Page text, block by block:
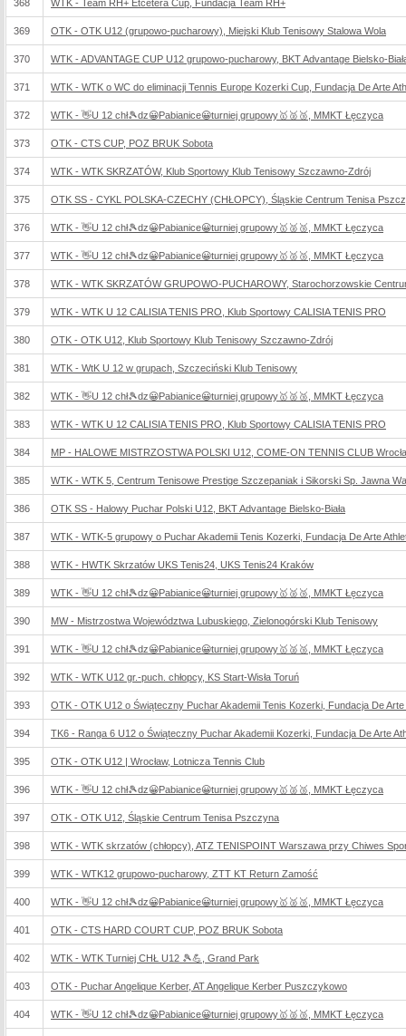
368 WTK - Team RH+ Etcetera Cup, Fundacja Team RH+
369 OTK - OTK U12 (grupowo-pucharowy), Miejski Klub Tenisowy Stalowa Wola
370 WTK - ADVANTAGE CUP U12 grupowo-pucharowy, BKT Advantage Bielsko-
371 WTK - WTK o WC do eliminacji Tennis Europe Kozerki Cup, Fundacja De Arte
372 WTK - 👋U 12 chł🎾dz😀Pabianice😀turniej grupowy🥇🥈🥉, MMKT Łęczyca
373 OTK - CTS CUP, POZ BRUK Sobota
374 WTK - WTK SKRZATÓW, Klub Sportowy Klub Tenisowy Szczawno-Zdrój
375 OTK SS - CYKL POLSKA-CZECHY (CHŁOPCY), Śląskie Centrum Tenisa
376 WTK - 👋U 12 chł🎾dz😀Pabianice😀turniej grupowy🥇🥈🥉, MMKT Łęczyca
377 WTK - 👋U 12 chł🎾dz😀Pabianice😀turniej grupowy🥇🥈🥉, MMKT Łęczyca
378 WTK - WTK SKRZATÓW GRUPOWO-PUCHAROWY, Starochorzowskie
379 WTK - WTK U 12 CALISIA TENIS PRO, Klub Sportowy CALISIA TENIS PRO
380 OTK - OTK U12, Klub Sportowy Klub Tenisowy Szczawno-Zdrój
381 WTK - WtK U 12 w grupach, Szczeciński Klub Tenisowy
382 WTK - 👋U 12 chł🎾dz😀Pabianice😀turniej grupowy🥇🥈🥉, MMKT Łęczyca
383 WTK - WTK U 12 CALISIA TENIS PRO, Klub Sportowy CALISIA TENIS PRO
384 MP - HALOWE MISTRZOSTWA POLSKI U12, COME-ON TENNIS CLUB
385 WTK - WTK 5, Centrum Tenisowe Prestige Szczepaniak i Sikorski Sp. Jawna
386 OTK SS - Halowy Puchar Polski U12, BKT Advantage Bielsko-Biała
387 WTK - WTK-5 grupowy o Puchar Akademii Tenis Kozerki, Fundacja De Arte
388 WTK - HWTK Skrzatów UKS Tenis24, UKS Tenis24 Kraków
389 WTK - 👋U 12 chł🎾dz😀Pabianice😀turniej grupowy🥇🥈🥉, MMKT Łęczyca
390 MW - Mistrzostwa Województwa Lubuskiego, Zielonogórski Klub Tenisowy
391 WTK - 👋U 12 chł🎾dz😀Pabianice😀turniej grupowy🥇🥈🥉, MMKT Łęczyca
392 WTK - WTK U12 gr.-puch. chłopcy, KS Start-Wisła Toruń
393 OTK - OTK U12 o Świąteczny Puchar Akademii Tenis Kozerki, Fundacja De
394 TK6 - Ranga 6 U12 o Świąteczny Puchar Akademii Kozerki, Fundacja De Arte
395 OTK - OTK U12 | Wrocław, Lotnicza Tennis Club
396 WTK - 👋U 12 chł🎾dz😀Pabianice😀turniej grupowy🥇🥈🥉, MMKT Łęczyca
397 OTK - OTK U12, Śląskie Centrum Tenisa Pszczyna
398 WTK - WTK skrzatów (chłopcy), ATZ TENISPOINT Warszawa przy Chiwes
399 WTK - WTK12 grupowo-pucharowy, ZTT KT Return Zamość
400 WTK - 👋U 12 chł🎾dz😀Pabianice😀turniej grupowy🥇🥈🥉, MMKT Łęczyca
401 OTK - CTS HARD COURT CUP, POZ BRUK Sobota
402 WTK - WTK Turniej CHŁ U12 🎾💪, Grand Park
403 OTK - Puchar Angelique Kerber, AT Angelique Kerber Puszczykowo
404 WTK - 👋U 12 chł🎾dz😀Pabianice😀turniej grupowy🥇🥈🥉, MMKT Łęczyca